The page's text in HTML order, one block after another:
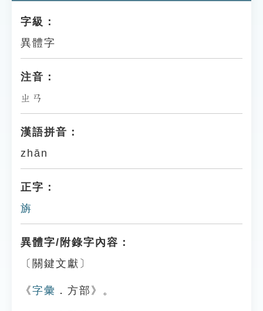
字級：
異體字
注音：
ㄓㄢ
漢語拼音：
zhān
正字：
旃
異體字/附錄字內容：
〔關鍵文獻〕
《字彙 ．方部》。